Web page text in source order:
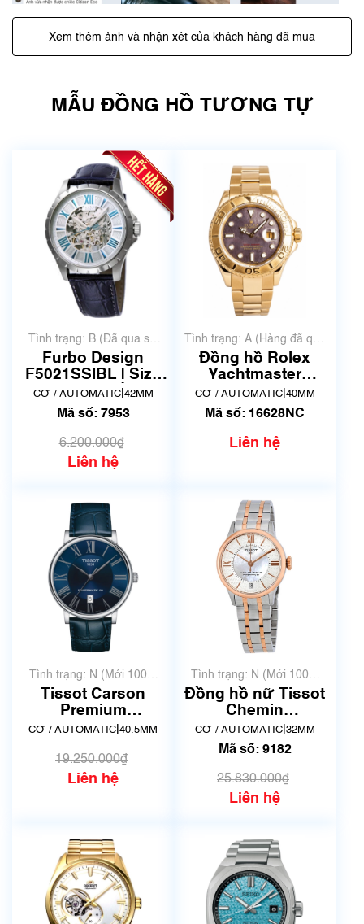
Xem thêm ảnh và nhận xét của khách hàng đã mua
MẪU ĐỒNG HỒ TƯƠNG TỰ
Tình trạng: B (Đã qua sử
dụng, hàng đẹp, có chút
xước dăm)
Furbo Design
F5021SSIBL | Size
42mm | Mã số 7953
CƠ / AUTOMATIC| 42MM
Mã số: 7953
6.200.000₫
Liên hệ
Tình trạng: A (Hàng đã qua
sử dụng nhưng rất đẹp,
không có xước)
Đồng hồ Rolex
Yachtmaster
16628NC
CƠ / AUTOMATIC| 40MM
Mã số: 16628NC
Liên hệ
Tình trạng: N (Mới 100%
chưa qua sử dụng)
Tissot Carson
Premium
Powermatic 80
| New
CƠ / AUTOMATIC 40.5MM
19.250.000₫
Liên hệ
Tình trạng: N (Mới 100%
chưa qua sử dụng)
Đồng hồ nữ Tissot
Chemin
DeTourelles
Powermatic 80
| Mã số 9182
CƠ / AUTOMATIC| 32MM
Mã số: 9182
25.830.000₫
Liên hệ